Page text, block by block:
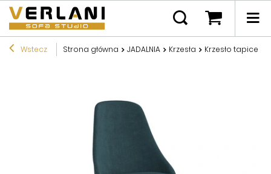
Wstecz Strona główna JADALNIA Krzesła Krzesło